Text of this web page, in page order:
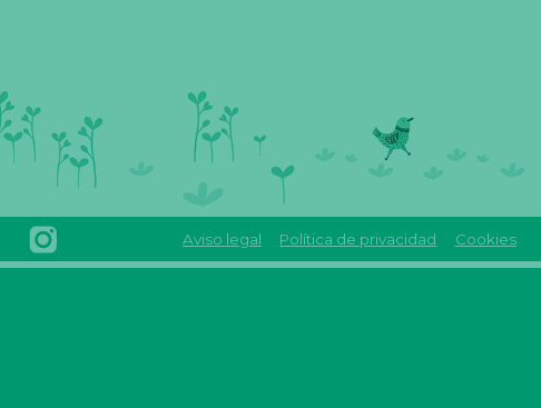
INSTAGRAM
REAS
euskadi
Aviso legal Política de privacidad Cookies